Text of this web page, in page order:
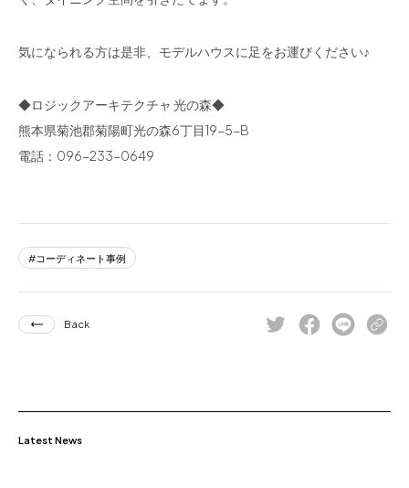
気になられる方は是非、モデルハウスに足をお運びください♪
◆ロジックアーキテクチャ 光の森◆
熊本県菊池郡菊陽町光の森6丁目19-5-B
電話：096-233-0649
コーディネート事例
Back
Latest News